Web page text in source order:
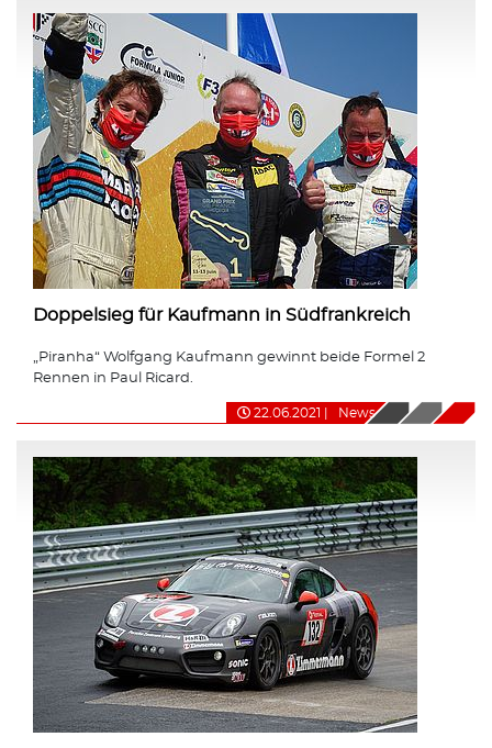
Doppelsieg für Kaufmann in Südfrankreich
„Piranha“ Wolfgang Kaufmann gewinnt beide Formel 2
Rennen in Paul Ricard.
22.06.2021 News